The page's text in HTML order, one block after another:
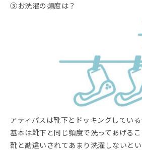
③お洗濯の頻度は？
アティパスは靴下とドッキングしている
基本は靴下と同じ頻度で洗ってあげるこ
靴と勘違いされてあまり洗濯しないと